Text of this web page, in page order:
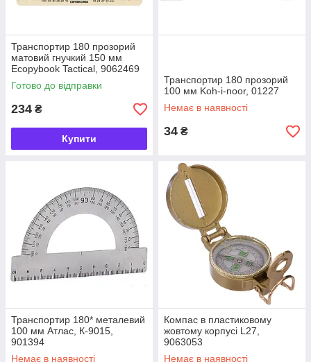
Транспортир 180 прозорий
матовий гнучкий 150 мм
Ecopybook Tactical, 9062469
Готово до відправки
234 ₴
Купити
Транспортир 180 прозорий
100 мм Koh-i-noor, 01227
Немає в наявності
34 ₴
Транспортир 180* металевий
100 мм Атлас, К-9015,
901394
Немає в наявності
Компас в пластиковому
жовтому корпусі L27,
9063053
Немає в наявності